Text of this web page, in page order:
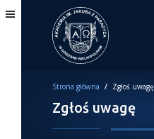
Strona główna / Zgłoś uwagę
Zgłoś uwagę